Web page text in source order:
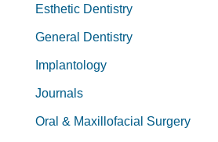
Esthetic Dentistry
General Dentistry
Implantology
Journals
Oral & Maxillofacial Surgery